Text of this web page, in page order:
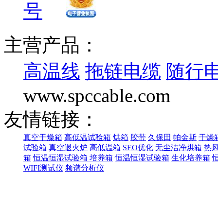
号
主营产品：
高温线 拖链电缆 随行
www.spccable.com
友情链接：
真空干燥箱 高低温试验箱 烘箱 胶带 久保田 帕金斯 干燥
试验箱 真空退火炉 高低温箱 SEO优化 无尘洁净烘箱 热
箱 恒温恒湿试验箱 培养箱 恒温恒湿试验箱 生化培养箱
WIFI测试仪 频谱分析仪